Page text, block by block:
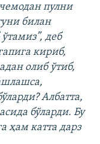
пулни
билан
деб
кириб,
олиб ўтиб,
Албатта,
бўларди. Бу
ҳам катта дарз